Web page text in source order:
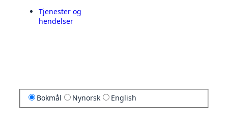
Tjenester og
hendelser
Bokmål Nynorsk English